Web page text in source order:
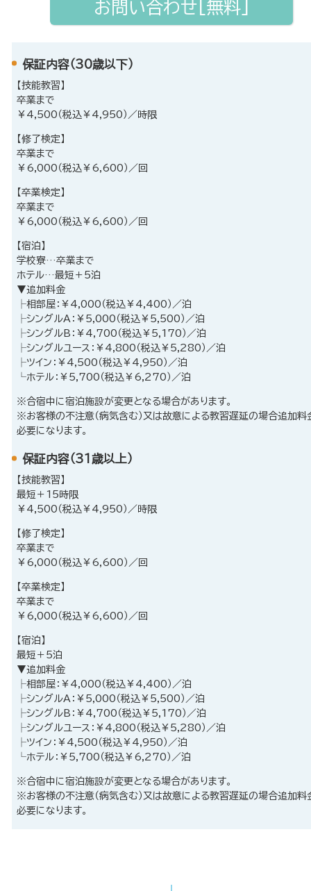
お問い合わせ[無料]
保証内容（30歳以下）
【技能教習】
卒業まで
￥4,500（税込￥4,950）／時限
【修了検定】
卒業まで
￥6,000（税込￥6,600）／回
【卒業検定】
卒業まで
￥6,000（税込￥6,600）／回
【宿泊】
学校寮…卒業まで
ホテル…最短＋5泊
▼追加料金
├相部屋：￥4,000（税込￥4,400）／泊
├シングルA：￥5,000（税込￥5,500）／泊
├シングルB：￥4,700（税込￥5,170）／泊
├シングルユース：￥4,800（税込￥5,280）／泊
├ツイン：￥4,500（税込￥4,950）／泊
└ホテル：￥5,700（税込￥6,270）／泊
※合宿中に宿泊施設が変更となる場合があります。
※お客様の不注意（病気含む）又は故意による教習遅延の場合追加料
必要になります。
保証内容（31歳以上）
【技能教習】
最短＋15時限
￥4,500（税込￥4,950）／時限
【修了検定】
卒業まで
￥6,000（税込￥6,600）／回
【卒業検定】
卒業まで
￥6,000（税込￥6,600）／回
【宿泊】
最短＋5泊
▼追加料金
├相部屋：￥4,000（税込￥4,400）／泊
├シングルA：￥5,000（税込￥5,500）／泊
├シングルB：￥4,700（税込￥5,170）／泊
├シングルユース：￥4,800（税込￥5,280）／泊
├ツイン：￥4,500（税込￥4,950）／泊
└ホテル：￥5,700（税込￥6,270）／泊
※合宿中に宿泊施設が変更となる場合があります。
※お客様の不注意（病気含む）又は故意による教習遅延の場合追加料
必要になります。